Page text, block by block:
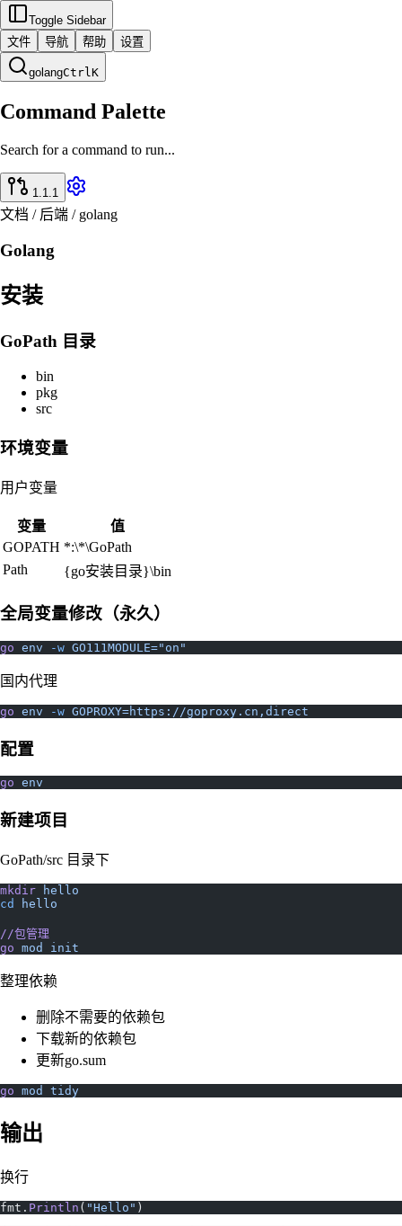
Toggle Sidebar
文件
导航 帮助 设置
golangCtrlK
Command Palette
Search for a command to run...
1.1.1
文档 / 后端 / golang
Golang
安装
GoPath 目录
bin
pkg
src
环境变量
用户变量
变量
值
GOPATH *:\*\GoPath
Path
{go安装目录}\bin
全局变量修改（永久）
go env -w GO111MODULE="on"
国内代理
go env -w GOPROXY=https://goproxy.cn,direct
配置
go env
新建项目
GoPath/src 目录下
mkdir hello
cd
hello
//包管理
go mod init
整理依赖
删除不需要的依赖包
下载新的依赖包
更新go.sum
go mod tidy
输出
换行
fmt. Println ( "Hello" )